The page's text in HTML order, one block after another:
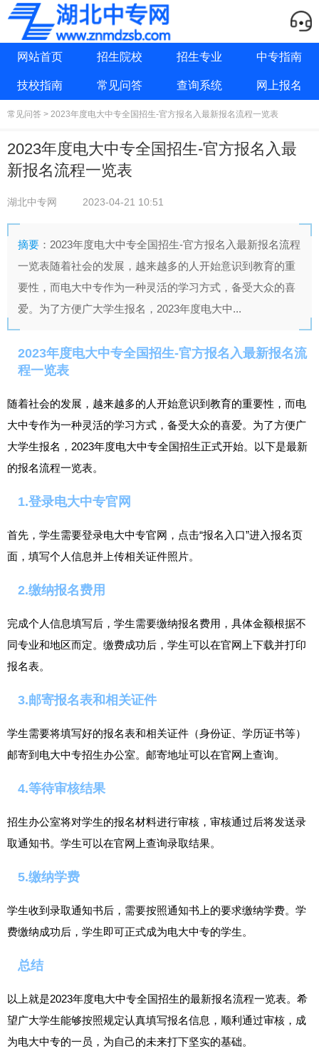
网站首页 招生院校 招生专业 中专指南
技校指南 常见问答 查询系统 网上报名
常见问答 > 2023年度电大中专全国招生-官方报名入最新报名流程一览表
2023年度电大中专全国招生-官方报名入最
新报名流程一览表
湖北中专网 2023-04-21 10:51
摘要 ：2023年度电大中专全国招生-官方报名入最新报名流程
一览表随着社会的发展，越来越多的人开始意识到教育的重
要性，而电大中专作为一种灵活的学习方式，备受大众的喜
爱。为了方便广大学生报名，2023年度电大中...
2023年度电大中专全国招生-官方报名入最新报名流
程一览表
随着社会的发展，越来越多的人开始意识到教育的重要性，而电
大中专作为一种灵活的学习方式，备受大众的喜爱。为了方便广
大学生报名，2023年度电大中专全国招生正式开始。以下是最新
的报名流程一览表。
1.登录电大中专官网
首先，学生需要登录电大中专官网，点击“报名入口”进入报名页
面，填写个人信息并上传相关证件照片。
2.缴纳报名费用
完成个人信息填写后，学生需要缴纳报名费用，具体金额根据不
同专业和地区而定。缴费成功后，学生可以在官网上下载并打印
报名表。
3.邮寄报名表和相关证件
学生需要将填写好的报名表和相关证件（身份证、学历证书等）
邮寄到电大中专招生办公室。邮寄地址可以在官网上查询。
4.等待审核结果
招生办公室将对学生的报名材料进行审核，审核通过后将发送录
取通知书。学生可以在官网上查询录取结果。
5.缴纳学费
学生收到录取通知书后，需要按照通知书上的要求缴纳学费。学
费缴纳成功后，学生即可正式成为电大中专的学生。
总结
以上就是2023年度电大中专全国招生的最新报名流程一览表。希
望广大学生能够按照规定认真填写报名信息，顺利通过审核，成
为电大中专的一员，为自己的未来打下坚实的基础。